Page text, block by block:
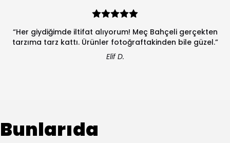
“Her giydiğimde iltifat alıyorum! Meç Bahçeli gerçekten
tarzıma tarz kattı. Ürünler fotoğraftakinden bile güzel.”
Elif D.
Bunlarıda